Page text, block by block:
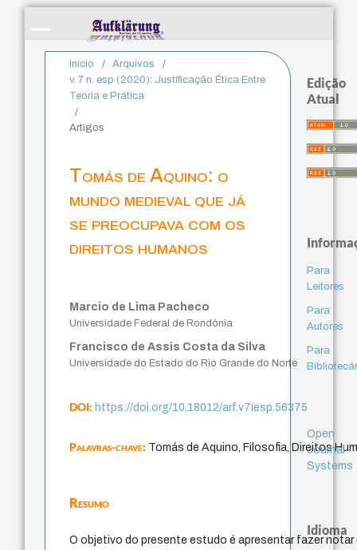
Início / Arquivos
/
v. 7 n. esp (2020): Justificação Ética Entre
Teoria e Prática
/
Artigos
Tomás de Aquino: o
mundo medieval que já
se preocupava com os
direitos humanos
Marcio de Lima Pacheco
Universidade Federal de Rondônia
Francisco de Assis Costa da Silva
Universidade do Estado do Rio Grande do Norte
DOI:https://doi.org/10.18012/arf.v7iesp.56375
Palavras-chave: Tomás de Aquino, Filosofia, Direitos
Resumo
O objetivo do presente estudo é apresentar fazer notar
Edição
Atual
Para
Leitores
Para
Autores
Para
Open
Journal
Systems
Idioma